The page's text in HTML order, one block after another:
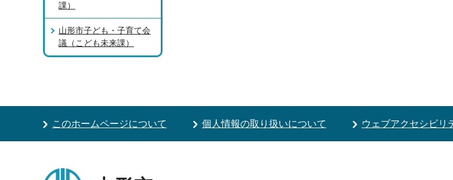
課）
山形市子ども・子育て会
議（こども未来課）
このホームページについて 個人情報の取り扱いについて ウェブアクセシビリ